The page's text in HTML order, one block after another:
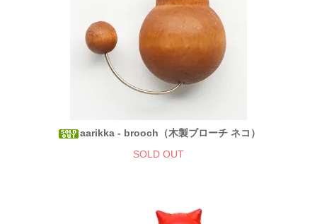
aarikka - brooch（木製ブローチ ネコ）
SOLD OUT